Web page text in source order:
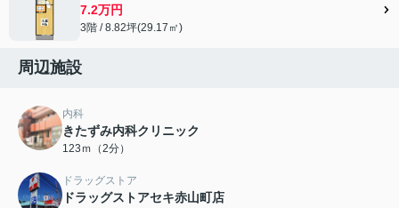
7.2万円
3階 / 8.82坪(29.17㎡)
周辺施設
内科
きたずみ内科クリニック
123ｍ（2分）
ドラッグストア
ドラッグストアセキ赤山町店